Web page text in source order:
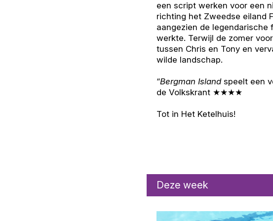
een script werken voor een
richting het Zweedse eiland
aangezien de legendarische
werkte. Terwijl de zomer
tussen Chris en Tony en
wilde landschap.
“Bergman Islandspeelt een
de Volkskrant ★★★★
Tot in Het Ketelhuis!
Deze week